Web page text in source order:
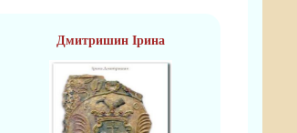
Дмитришин Ірина